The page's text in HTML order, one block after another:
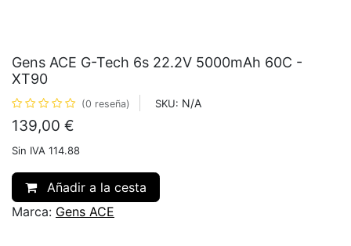
Gens ACE G-Tech 6s 22.2V 5000mAh 60C -
XT90
(0 reseña) SKU: N/A
139,00 €
Sin IVA 114.88
Añadir a la cesta
Marca: Gens ACE